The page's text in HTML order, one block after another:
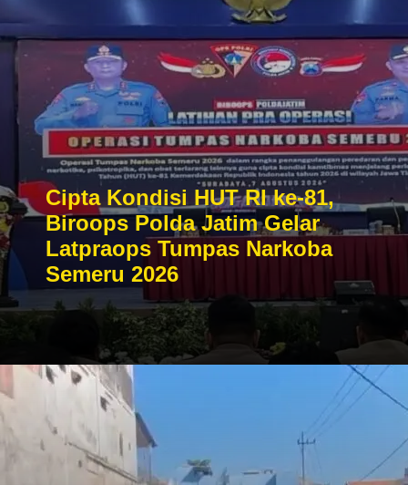
Cipta Kondisi HUT RI ke-81,
Biroops Polda Jatim Gelar
Latpraops Tumpas Narkoba
Semeru 2026